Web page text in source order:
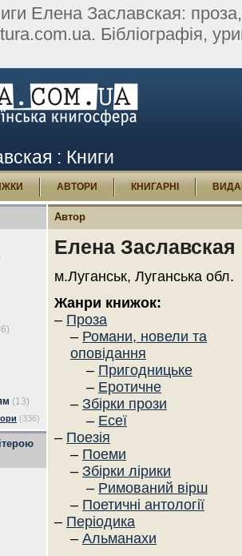
Елена Заславская: проза,
Бібліографія,
: Книги
АВТОРИ КНИГАРНІ
(13)
(336)
Автор
Елена Заславская
м.Луганськ, Луганська обл.
Жанри книжок:
– Проза
– Романи, новели та
оповідання
– Пригодницьке
– Еротичне
– Збірки прози
– Есеї
– Поезія
– Поеми
– Збірки лірики
– Римований вірш
– Поетичні антології
– Періодика
– Альманахи